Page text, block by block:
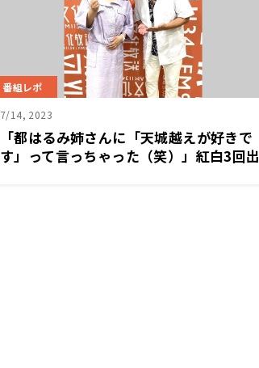
番組レポ
7/14, 2023
「都はるみ姉さんに「天城越えが好きで
す」って言っちゃった（笑）」紅白3回出